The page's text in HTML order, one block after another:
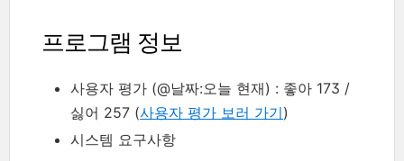
프로그램 정보
사용자 평가 (@날짜:오늘 현재) : 좋아 173 /
싫어 257 (사용자 평가 보러 가기)
시스템 요구사항